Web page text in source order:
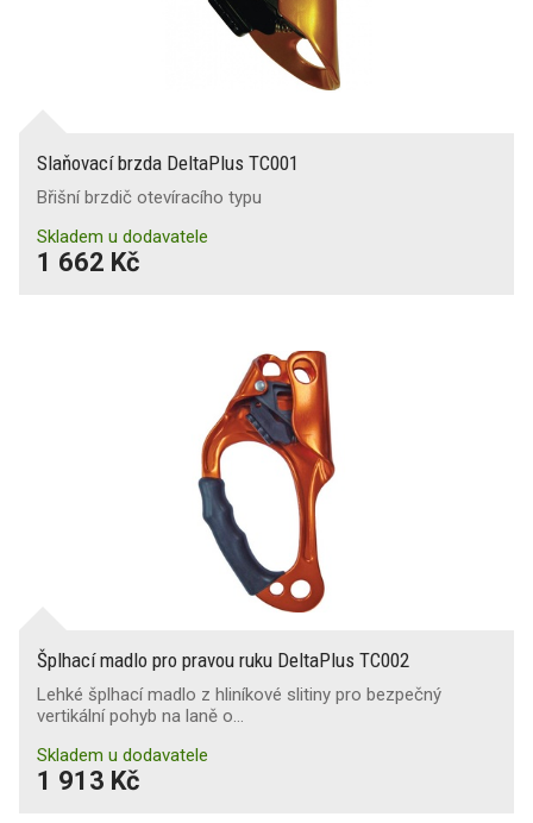
Slaňovací brzda DeltaPlus TC001
Břišní brzdič otevíracího typu
Skladem u dodavatele
1 662 Kč
Šplhací madlo pro pravou ruku DeltaPlus TC002
Lehké šplhací madlo z hliníkové slitiny pro bezpečný
vertikální pohyb na laně o…
Skladem u dodavatele
1 913 Kč